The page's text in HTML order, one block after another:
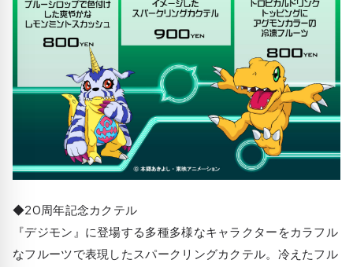
◆20周年記念カクテル
『デジモン』に登場する多種多様なキャラクターをカラフル
なフルーツで表現したスパークリングカクテル。冷えたフル